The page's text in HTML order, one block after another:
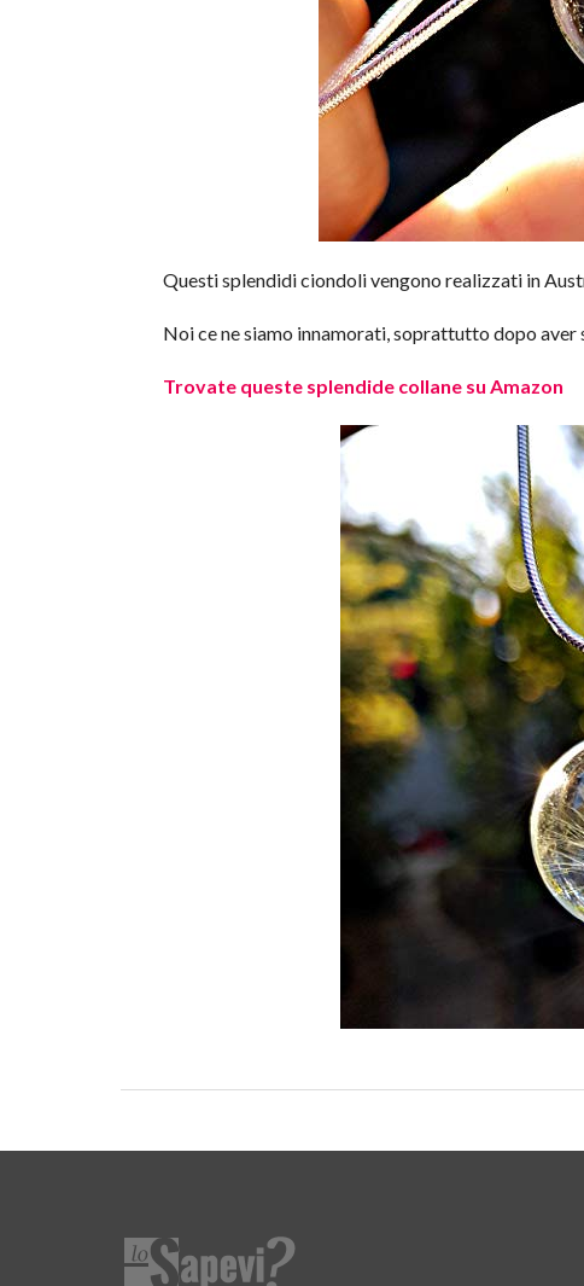
Questi splendidi ciondoli vengono realizzati in
Noi ce ne siamo innamorati, soprattutto dopo
Trovate queste splendide collane su Amazon